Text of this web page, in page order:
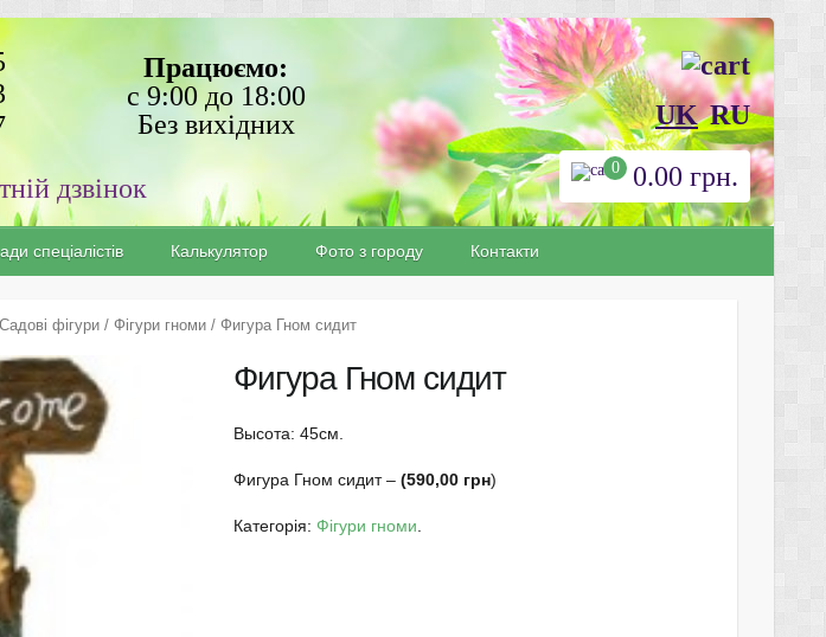
Працюємо:
с 9:00 до 18:00
Без вихідних
UK RU
0 0.00 грн.
дзвінок
спеціалістів Калькулятор Фото з городу Контакти
Садові фігури/ Фігури гноми/ Фигура Гном сидит
Фигура Гном сидит
Высота: 45см.
Фигура Гном сидит –(590,00 грн)
Категорія:Фігури гноми